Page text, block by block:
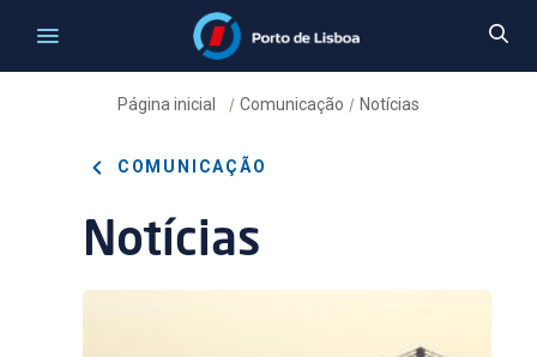
Página inicial / Comunicação / Notícias
COMUNICAÇÃO
Notícias